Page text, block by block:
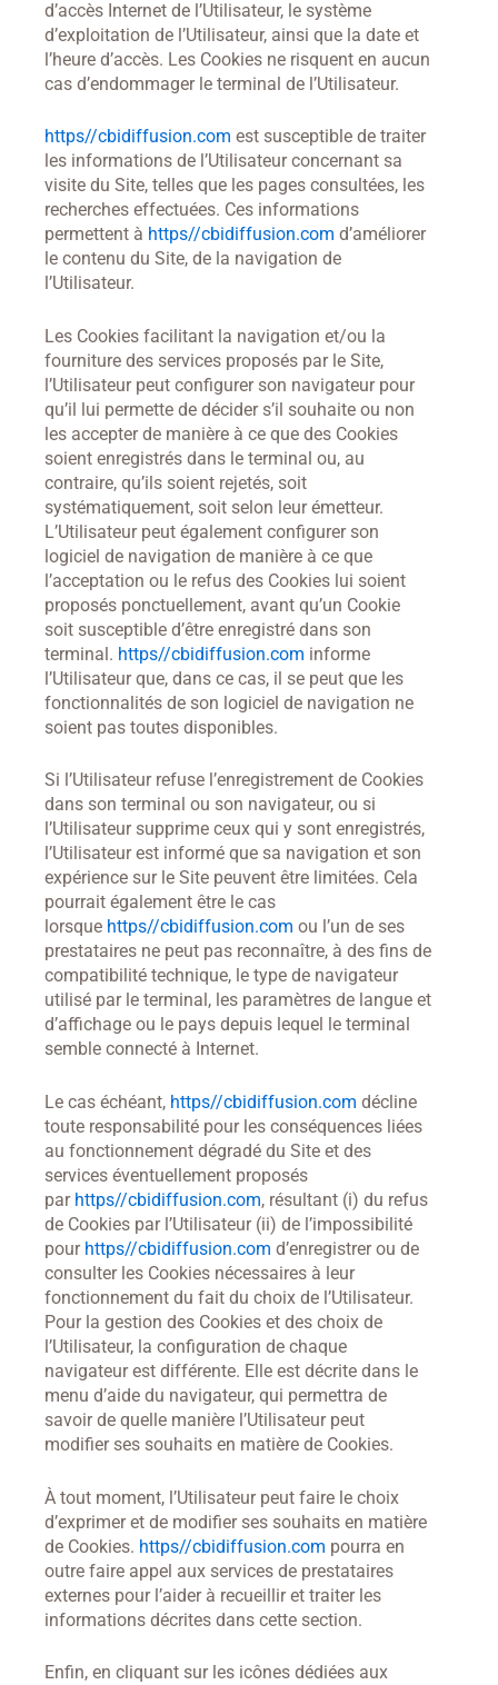
d’accès Internet de l’Utilisateur, le système
d’exploitation de l’Utilisateur, ainsi que la date et
l’heure d’accès. Les Cookies ne risquent en aucun
cas d’endommager le terminal de l’Utilisateur.
https//cbidiffusion.com est susceptible de traiter
les informations de l’Utilisateur concernant sa
visite du Site, telles que les pages consultées, les
recherches effectuées. Ces informations
permettent à https//cbidiffusion.com d’améliorer
le contenu du Site, de la navigation de
l’Utilisateur.
Les Cookies facilitant la navigation et/ou la
fourniture des services proposés par le Site,
l’Utilisateur peut configurer son navigateur pour
qu’il lui permette de décider s’il souhaite ou non
les accepter de manière à ce que des Cookies
soient enregistrés dans le terminal ou, au
contraire, qu’ils soient rejetés, soit
systématiquement, soit selon leur émetteur.
L’Utilisateur peut également configurer son
logiciel de navigation de manière à ce que
l’acceptation ou le refus des Cookies lui soient
proposés ponctuellement, avant qu’un Cookie
soit susceptible d’être enregistré dans son
terminal. https//cbidiffusion.com informe
l’Utilisateur que, dans ce cas, il se peut que les
fonctionnalités de son logiciel de navigation ne
soient pas toutes disponibles.
Si l’Utilisateur refuse l’enregistrement de Cookies
dans son terminal ou son navigateur, ou si
l’Utilisateur supprime ceux qui y sont enregistrés,
l’Utilisateur est informé que sa navigation et son
expérience sur le Site peuvent être limitées. Cela
pourrait également être le cas
lorsque https//cbidiffusion.com ou l’un de ses
prestataires ne peut pas reconnaître, à des fins de
compatibilité technique, le type de navigateur
utilisé par le terminal, les paramètres de langue et
d’affichage ou le pays depuis lequel le terminal
semble connecté à Internet.
Le cas échéant, https//cbidiffusion.com décline
toute responsabilité pour les conséquences liées
au fonctionnement dégradé du Site et des
services éventuellement proposés
par https//cbidiffusion.com, résultant (i) du refus
de Cookies par l’Utilisateur (ii) de l’impossibilité
pour https//cbidiffusion.com d’enregistrer ou de
consulter les Cookies nécessaires à leur
fonctionnement du fait du choix de l’Utilisateur.
Pour la gestion des Cookies et des choix de
l’Utilisateur, la configuration de chaque
navigateur est différente. Elle est décrite dans le
menu d’aide du navigateur, qui permettra de
savoir de quelle manière l’Utilisateur peut
modifier ses souhaits en matière de Cookies.
À tout moment, l’Utilisateur peut faire le choix
d’exprimer et de modifier ses souhaits en matière
de Cookies. https//cbidiffusion.com pourra en
outre faire appel aux services de prestataires
externes pour l’aider à recueillir et traiter les
informations décrites dans cette section.
Enfin, en cliquant sur les icônes dédiées aux